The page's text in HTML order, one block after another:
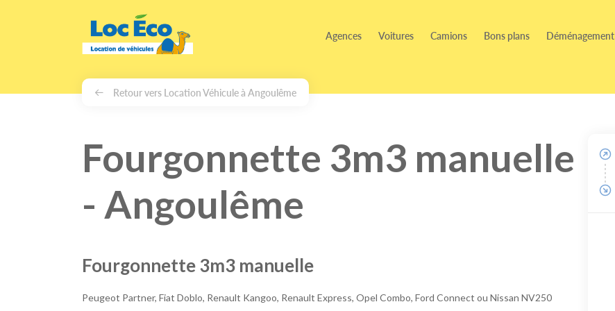
Agences Voitures Camions Bons plans Déménagement
Retour vers Location Véhicule à Angoulême
Fourgonnette 3m3 manuelle
- Angoulême
Fourgonnette 3m3 manuelle
Peugeot Partner, Fiat Doblo, Renault Kangoo, Renault Express, Opel Combo, Ford Connect ou Nissan NV250